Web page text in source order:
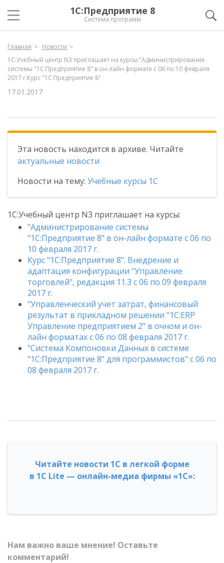
1С:Предприятие 8
Система программ
Главная
Новости
1С:Учебный центр N3 приглашает на курсы:"Администрирование
системы "1С:Предприятие 8" в он-лайн формате с 06 по 10 февраля
2017 г.Курс "1С:Предприятие 8"
17.01.2017
Эта новость находится в архиве. Читайте
актуальные новости
Новости на тему: Учебные курсы 1С
1С:Учебный центр N3 приглашает на курсы:
"Администрирование системы
"1С:Предприятие 8" в он-лайн формате с 06 по
10 февраля 2017 г.
Курс "1С:Предприятие 8". Внедрение и
адаптация конфигурации "Управление
торговлей", редакция 11.3 с 06 по 09 февраля
2017 г.
"Управленческий учет затрат, финансовый
результат в прикладном решении "1С:ERP
Управление предприятием 2" в очном и он-
лайн форматах с 06 по 08 февраля 2017 г.
"Система Компоновки Данных в системе
"1С:Предприятие 8" для программистов" с 06 по
08 февраля 2017 г.
Читайте новости 1С в легкой форме
в 1С Lite — онлайн-медиа фирмы «1С»:
Нам важно ваше мнение! Оставьте
комментарий!